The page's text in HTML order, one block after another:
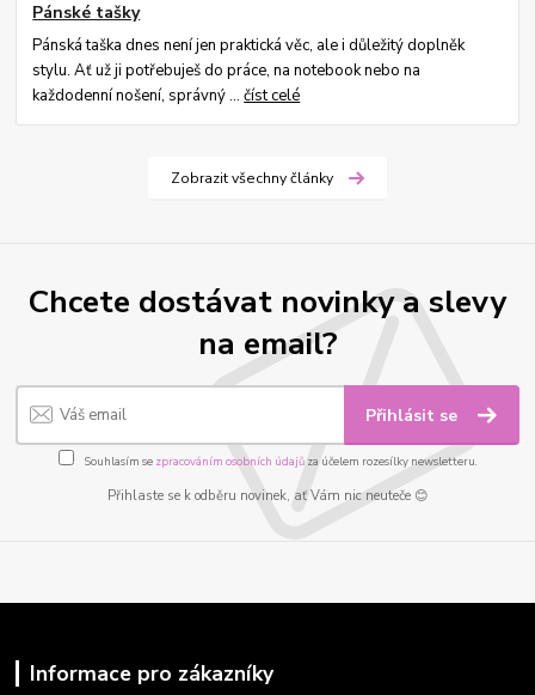
Pánské tašky
Pánská taška dnes není jen praktická věc, ale i důležitý doplněk
stylu. Ať už ji potřebuješ do práce, na notebook nebo na
každodenní nošení, správný ...číst celé
Zobrazit všechny články
Chcete dostávat novinky a slevy
na email?
Přihlásit se
Souhlasím se zpracováním osobních údajůza účelem rozesílky newsletteru.
Přihlaste se k odběru novinek, ať Vám nic neuteče 😊
Informace pro zákazníky